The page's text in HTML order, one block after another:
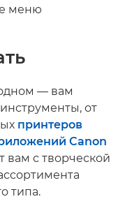
меню
— вам
от
принтеров
Canon
вам с творческой
типа.